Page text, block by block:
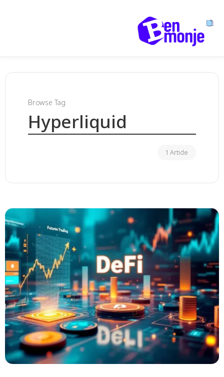
Sorprendente: ¿Cómo
Ethereum el Mercado de
De Noviembre De 2025- 08:55 12 Min Read
Browse Tag
Hyperliquid
1 Article